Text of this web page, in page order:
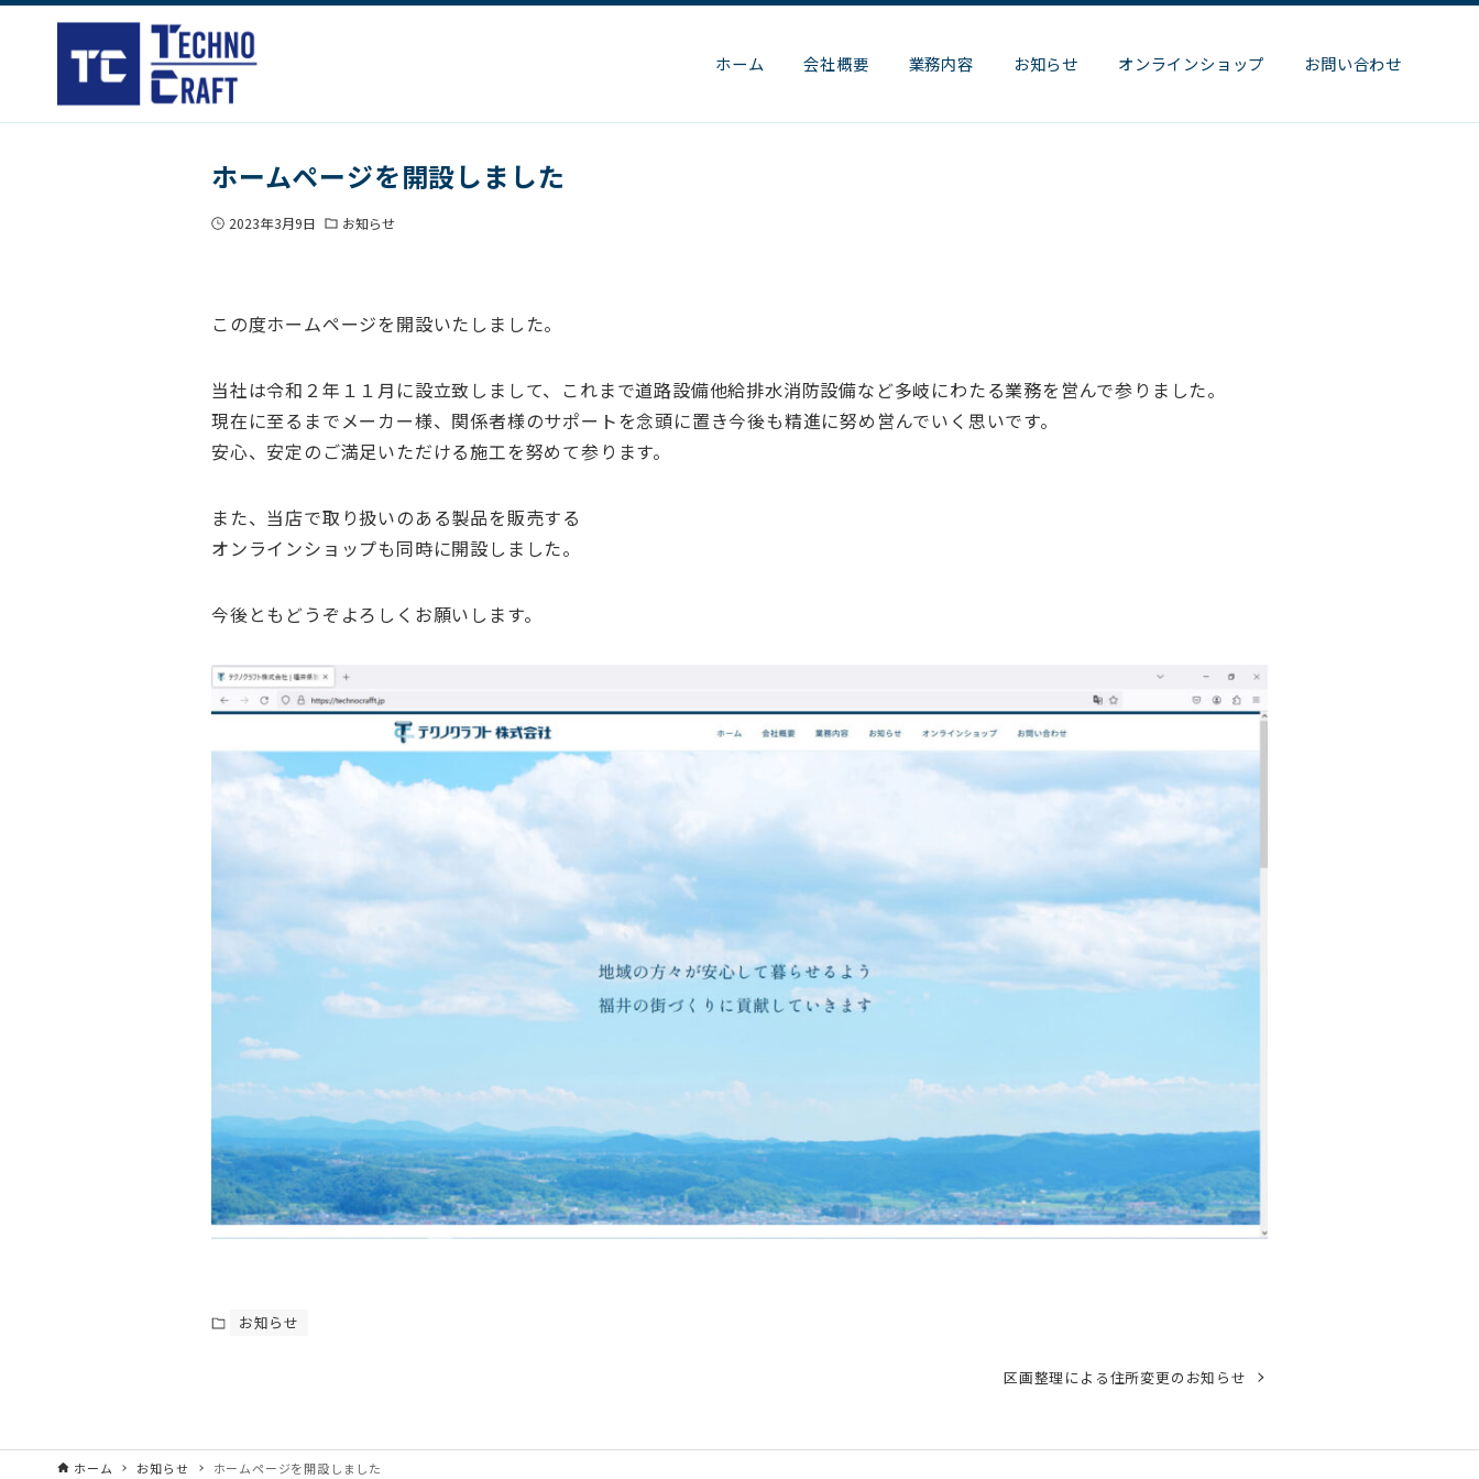
ホーム 会社概要 業務内容 お知らせ オンラインショップ お問い合わせ
ホームページを開設しました
2023年3月9日 お知らせ
この度ホームページを開設いたしました。
当社は令和２年１１月に設立致しまして、これまで道路設備他給排水消防設備など多岐にわたる業務を営んで参りました。
現在に至るまでメーカー様、関係者様のサポートを念頭に置き今後も精進に努め営んでいく思いです。
安心、安定のご満足いただける施工を努めて参ります。
また、当店で取り扱いのある製品を販売する
オンラインショップも同時に開設しました。
今後ともどうぞよろしくお願いします。
お知らせ
区画整理による住所変更のお知らせ
ホーム お知らせ ホームページを開設しました